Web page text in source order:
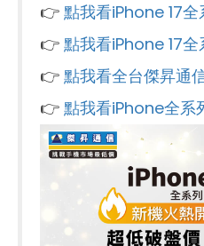
👉 點我看iPhone 17
👉 點我看iPhone 17
👉 點我看全台傑昇通
👉 點我看iPhone全系